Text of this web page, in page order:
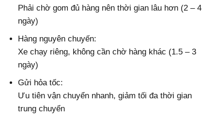
Phải chờ gom đủ hàng nên thời gian lâu hơn (2 – 4
ngày)
Hàng nguyên chuyến:
Xe chạy riêng, không cần chờ hàng khác (1.5 – 3
ngày)
Gửi hỏa tốc:
Ưu tiên vận chuyển nhanh, giảm tối đa thời gian
trung chuyển